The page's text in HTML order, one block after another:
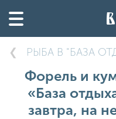
РЫБА В "БАЗА
Форель и
«База
завтра, на